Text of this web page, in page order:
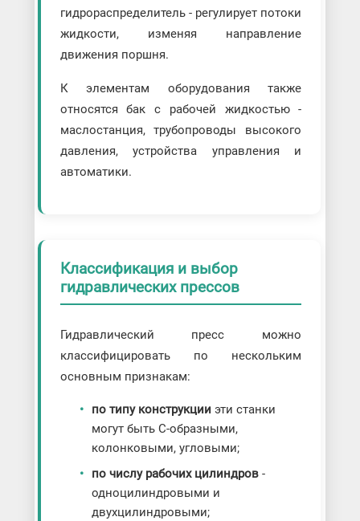
гидрораспределитель - регулирует потоки
жидкости, изменяя направление
движения поршня.
К элементам оборудования также
относятся бак с рабочей жидкостью -
маслостанция, трубопроводы высокого
давления, устройства управления и
автоматики.
Классификация и выбор
гидравлических прессов
Гидравлический пресс можно
классифицировать по нескольким
основным признакам:
по типу конструкцииэти станки
могут быть C-образными,
колонковыми, угловыми;
по числу рабочих цилиндров-
одноцилиндровыми и
двухцилиндровыми;